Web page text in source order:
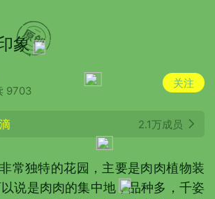
象
9703
关注
2.1万成员
独特的花园，主要是肉肉植物装
说是肉肉的集中地，品种多，千姿